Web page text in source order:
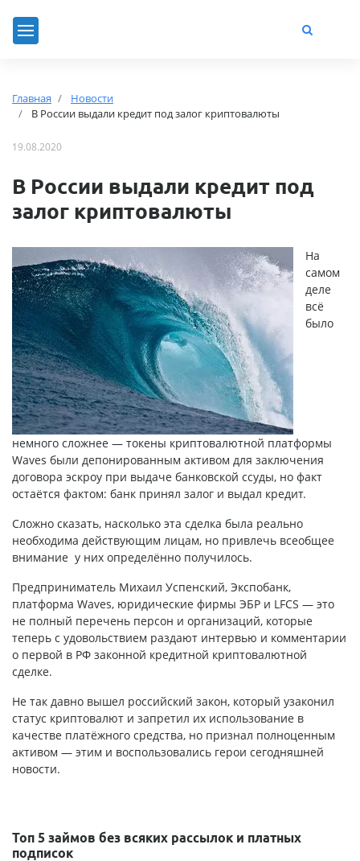
Главная
Новости
В России выдали кредит под залог криптовалюты
19.08.2020
В России выдали кредит под
залог криптовалюты
На
самом
деле
всё
было
немного сложнее — токены криптовалютной платформы
Waves были депонированным активом для заключения
договора эскроу при выдаче банковской ссуды, но факт
остаётся фактом: банк принял залог и выдал кредит.
Сложно сказать, насколько эта сделка была реально
необходима действующим лицам, но привлечь всеобщее
внимание у них определённо получилось.
Предприниматель Михаил Успенский, Экспобанк,
платформа Waves, юридические фирмы ЭБР и LFCS — это
не полный перечень персон и организаций, которые
теперь с удовольствием раздают интервью и комментарии
о первой в РФ законной кредитной криптовалютной
сделке.
Не так давно вышел российский закон, который узаконил
статус криптовалют и запретил их использование в
качестве платёжного средства, но признал полноценным
активом — этим и воспользовались герои сегодняшней
новости.
Топ 5 займов без всяких рассылок и платных
подписок